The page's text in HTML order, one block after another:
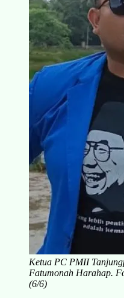
Ketua PC PMII
Fatumonah Harahap.
(6/6)